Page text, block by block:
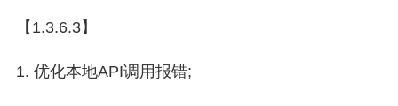
【1.3.6.3】
1. 优化本地API调用报错;